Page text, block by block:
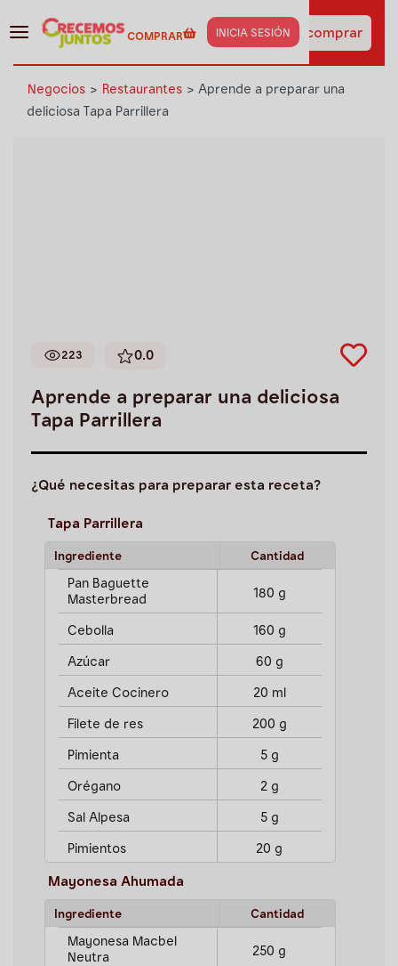
COMPRAR INICIA SESIÓN
¡Haz clic aquí y obtén los
insumos de esta receta
al instante!
Ir a comprar
Negocios > Restaurantes > Aprende a preparar una
deliciosa Tapa Parrillera
223 0.0
Aprende a preparar una deliciosa
Tapa Parrillera
¿Qué necesitas para preparar esta receta?
Tapa Parrillera
Ingrediente Cantidad
Pan Baguette
Masterbread
180 g
Cebolla 160 g
Azúcar 60 g
Aceite Cocinero 20 ml
Filete de res 200 g
Pimienta 5 g
Orégano 2 g
Sal Alpesa 5 g
Pimientos 20 g
Mayonesa Ahumada
Ingrediente Cantidad
Mayonesa Macbel
Neutra
250 g